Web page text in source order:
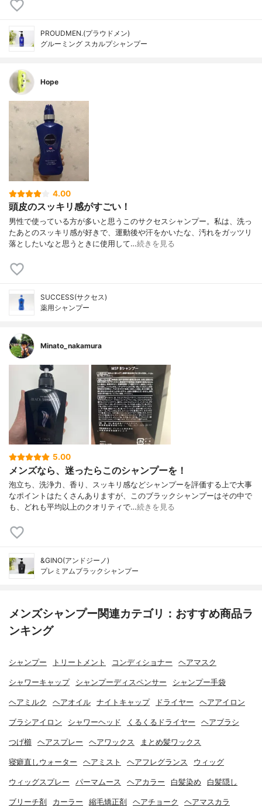
PROUDMEN.(プラウドメン)
グルーミング スカルプシャンプー
Hope
4.00
頭皮のスッキリ感がすごい！
男性で使っている方が多いと思うこのサクセスシャンプー。私は、洗っ
たあとのスッキリ感が好きで、運動後や汗をかいたな、汚れをガッツリ
落としたいなと思うときに使用して…続きを見る
SUCCESS(サクセス)
薬用シャンプー
Minato_nakamura
5.00
メンズなら、迷ったらこのシャンプーを！
泡立ち、洗浄力、香り、スッキリ感などシャンプーを評価する上で大事
なポイントはたくさんありますが、このブラックシャンプーはその中で
も、どれも平均以上のクオリティで…続きを見る
&GINO(アンドジーノ)
プレミアムブラックシャンプー
メンズシャンプー関連カテゴリ：おすすめ商品ラ
ンキング
シャンプー トリートメント コンディショナー ヘアマスク
シャワーキャップ シャンプーディスペンサー シャンプー手袋
ヘアミルク ヘアオイル ナイトキャップ ドライヤー ヘアアイロン
ブラシアイロン シャワーヘッド くるくるドライヤー ヘアブラシ
つげ櫛 ヘアスプレー ヘアワックス まとめ髪ワックス
寝癖直しウォーター ヘアミスト ヘアフレグランス ウィッグ
ウィッグスプレー パーマムース ヘアカラー 白髪染め 白髪隠し
ブリーチ剤 カーラー 縮毛矯正剤 ヘアチョーク ヘアマスカラ